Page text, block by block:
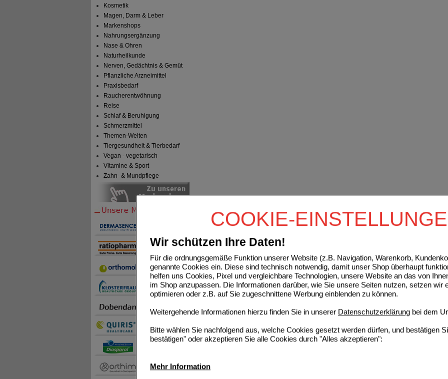
COOKIE-
Wir schützen Ihre Daten!
Für die ordnungsgemäße Funktion unserer Website (z.B. Navigation, Warenkorb,
genannte Cookies ein. Diese sind technisch notwendig, damit unser Shop überhaupt
helfen uns Cookies, Pixel und vergleichbare Technologien, unsere Website an das von
im Shop anzupassen. Die Informationen darüber, wie Sie unsere Seiten nutzen, setzen wir
optimieren oder z.B. auf Sie zugeschnittene Werbung einblenden zu können.
Weitergehende Informationen hierzu finden Sie in unserer Datenschutzerklärung bei dem
Bitte wählen Sie nachfolgend aus, welche Cookies gesetzt werden dürfen, und bestätigen
bestätigen" oder akzeptieren Sie alle Cookies durch "Alles akzeptieren":
Mehr Information
Kosmetik
Magen, Darm & Leber
Markenshops
Nahrungsergänzung
Nase & Ohren
Naturheilkunde
Nerven, Gedächtnis & Gemüt
Pflanzliche Arzneimittel
Praxisbedarf
Raucherentwöhnung
Reise
Schlaf & Beruhigung
Schmerzmittel
Themen-Welten
Tiergesundheit & Tierbedarf
Vegan - vegetarisch
Vitamine & Sport
Zahn- & Mundpflege